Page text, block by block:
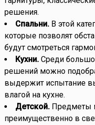
решения.
Спальни.В этой
которые позволят
будут смотреться
Кухни.Среди
решений можно
выдержит испытание
влагой на кухне.
Детской.Предметы
преимущественно в